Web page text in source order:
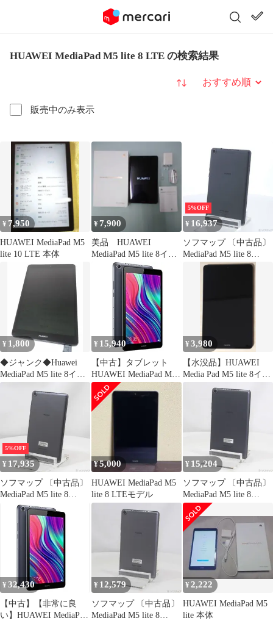
HUAWEI MediaPad M5 lite 8 LTE の検索結果
販売中のみ表示
並び替え
¥ 7,950
HUAWEI MediaPad M5
lite 10 LTE 本体
¥7,900
美品 HUAWEI
MediaPad M5 lite 8イン
チ 本体
5%OFF
¥ 16,937
ソフマップ 〔中古品〕
MediaPad M5 lite 8
64GB スペースグレイ
¥ 1,800
◆ジャンク◆Huawei
MediaPad M5 lite 8イン
¥ 15,940
【中古】タブレット
HUAWEI MediaPad M5
lite 8インチ LTE-
Gray32G
¥3,980
【水没品】HUAWEI
Media Pad M5 lite 8イン
5%OFF
¥ 17,935
ソフマップ 〔中古品〕
MediaPad M5 lite 8
64GB スペースグレイ
M5LITE8LTE64G SIM
フリー【377】
¥5,000
HUAWEI MediaPad M5
lite 8 LTEモデル
¥ 15,204
ソフマップ 〔中古品〕
MediaPad M5 lite 8
64GB スペースグレイ
M5LITE8LTE64G SIM
フリー【247】
¥ 32,430
【中古】【非常に良
い】HUAWEI MediaPad
¥ 12,579
ソフマップ 〔中古品〕
MediaPad M5 lite 8
¥ 2,222
HUAWEI MediaPad M5
lite 本体